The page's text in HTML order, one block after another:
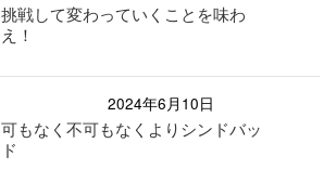
挑戦して変わっていくことを味わ
え！
2024年6月10日
可もなく不可もなくよりシンドバッ
ド